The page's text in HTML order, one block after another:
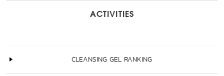
ACTIVITIES
CLEANSING GEL RANKING